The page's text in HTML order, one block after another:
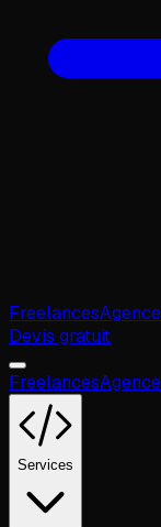
Freelances
Devis gratuit
Freelances
Services